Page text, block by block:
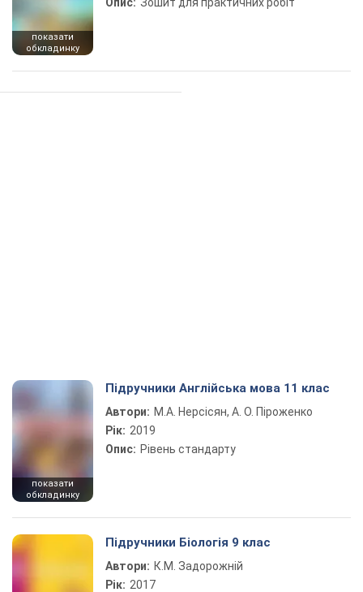
показати
обкладинку
показати
обкладинку
Підручники Англійська мова 11 клас
Автори: М.А. Нерсісян, А. О. Піроженко
Рік: 2019
Опис: Рівень стандарту
Підручники Біологія 9 клас
Автори: К.М. Задорожній
Рік: 2017